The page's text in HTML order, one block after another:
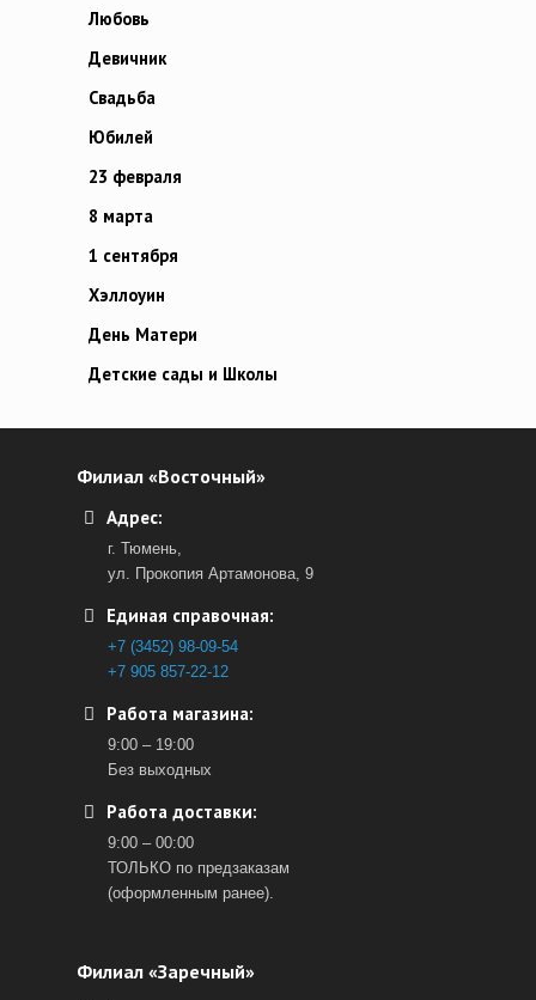
Любовь
Девичник
Свадьба
Юбилей
23 февраля
8 марта
1 сентября
Хэллоуин
День Матери
Детские сады и Школы
Филиал «Восточный»
Адрес:
г. Тюмень,
ул. Прокопия Артамонова, 9
Единая справочная:
+7 (3452) 98-09-54
+7 905 857-22-12
Работа магазина:
9:00 – 19:00
Без выходных
Работа доставки:
9:00 – 00:00
ТОЛЬКО по предзаказам
(оформленным ранее).
Филиал «Заречный»